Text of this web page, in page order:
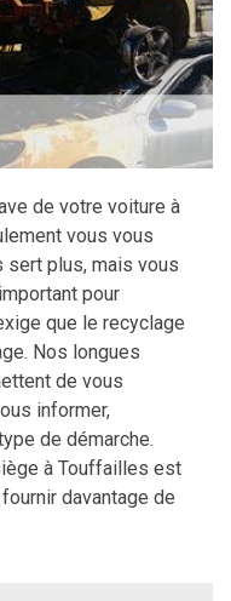
de votre voiture à
vous vous
sert plus, mais vous
pour
que le recyclage
Nos longues
de vous
informer,
de démarche.
à Touffailles est
davantage de